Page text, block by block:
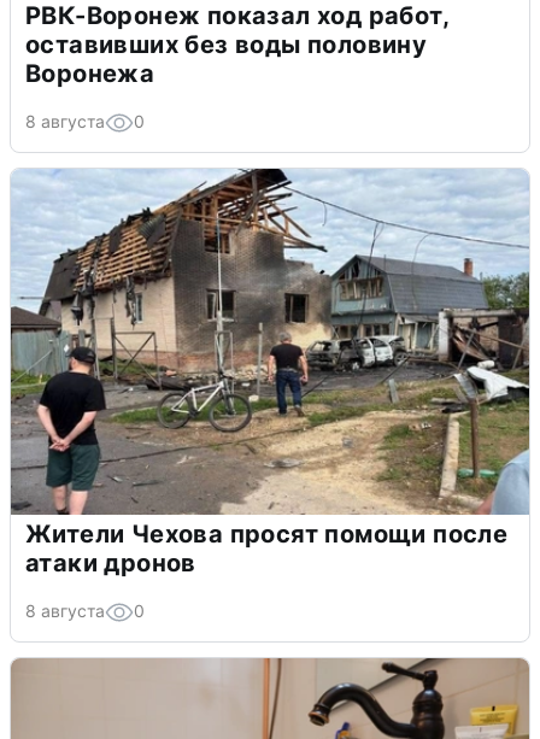
РВК-Воронеж показал ход работ,
оставивших без воды половину
Воронежа
8 августа 0
Жители Чехова просят помощи после
атаки дронов
8 августа 0